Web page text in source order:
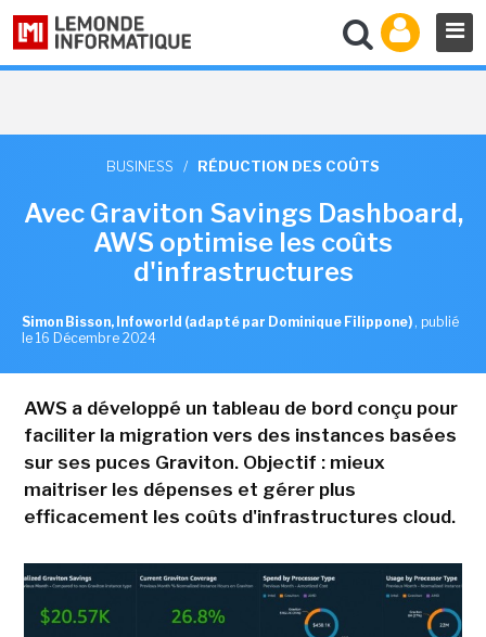
BUSINESS / RÉDUCTION DES COÛTS
Avec Graviton Savings Dashboard,
AWS optimise les coûts
d'infrastructures
Simon Bisson, Infoworld (adapté par Dominique Filippone) , publié
le 16 Décembre 2024
AWS a développé un tableau de bord conçu pour
faciliter la migration vers des instances basées
sur ses puces Graviton. Objectif : mieux
maitriser les dépenses et gérer plus
efficacement les coûts d'infrastructures cloud.